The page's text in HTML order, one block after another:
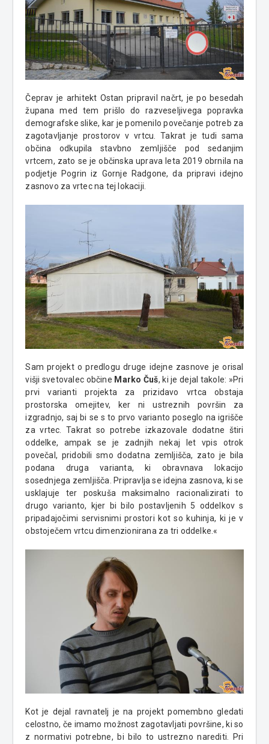
Čeprav je arhitekt Ostan pripravil načrt, je po besedah
župana med tem prišlo do razveseljivega popravka
demografske slike, kar je pomenilo povečanje potreb za
zagotavljanje prostorov v vrtcu. Takrat je tudi sama
občina odkupila stavbno zemljišče pod sedanjim
vrtcem, zato se je občinska uprava leta 2019 obrnila na
podjetje Pogrin iz Gornje Radgone, da pripravi idejno
zasnovo za vrtec na tej lokaciji.
Sam projekt o predlogu druge idejne zasnove je orisal
višji svetovalec občine Marko Čuš, ki je dejal takole: »Pri
prvi varianti projekta za prizidavo vrtca obstaja
prostorska omejitev, ker ni ustreznih površin za
izgradnjo, saj bi se s to prvo varianto poseglo na igrišče
za vrtec. Takrat so potrebe izkazovale dodatne štiri
oddelke, ampak se je zadnjih nekaj let vpis otrok
povečal, pridobili smo dodatna zemljišča, zato je bila
podana druga varianta, ki obravnava lokacijo
sosednjega zemljišča. Pripravlja se idejna zasnova, ki se
usklajuje ter poskuša maksimalno racionalizirati to
drugo varianto, kjer bi bilo postavljenih 5 oddelkov s
pripadajočimi servisnimi prostori kot so kuhinja, ki je v
obstoječem vrtcu dimenzionirana za tri oddelke.«
Kot je dejal ravnatelj je na projekt pomembno gledati
celostno, če imamo možnost zagotavljati površine, ki so
z normativi potrebne, bi bilo to ustrezno narediti. Pri